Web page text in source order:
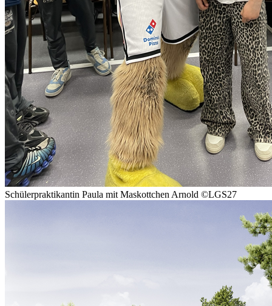
Schülerpraktikantin Paula mit Maskottchen Arnold ©LGS27